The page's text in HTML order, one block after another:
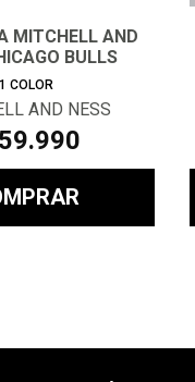
MITCHELL AND
BULLS
HOMBRE
1 COLOR
AND NESS
.990